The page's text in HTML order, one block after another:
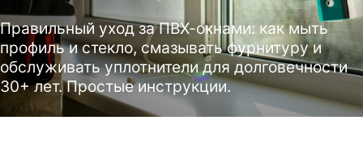
Правильный уход за ПВХ-окнами: как мыть
профиль и стекло, смазывать фурнитуру и
обслуживать уплотнители для долговечности
30+ лет. Простые инструкции.